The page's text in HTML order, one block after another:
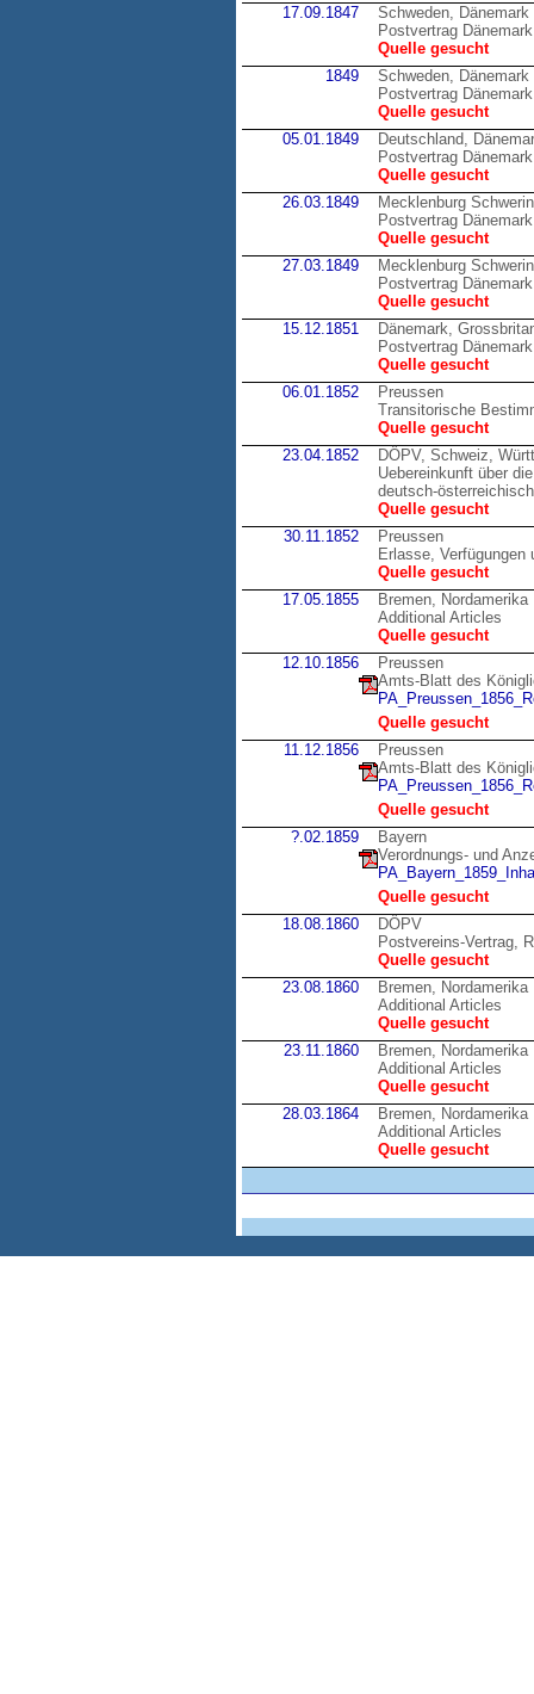
17.09.1847
Schweden, Dänemark
Postvertrag
Quelle gesucht
1849
Schweden, Dänemark
Postvertrag
Quelle gesucht
05.01.1849
Deutschland,
Postvertrag
Quelle gesucht
26.03.1849
Mecklenburg
Postvertrag
Quelle gesucht
27.03.1849
Mecklenburg
Postvertrag
Quelle gesucht
15.12.1851
Dänemark,
Postvertrag
Quelle gesucht
06.01.1852
Preussen
Transitorische
Quelle gesucht
23.04.1852
DÖPV, Schweiz,
Uebereinkunft über
deutsch-
Quelle gesucht
30.11.1852
Preussen
Erlasse,
Quelle gesucht
17.05.1855
Bremen, Nordamerika
Additional Articles
Quelle gesucht
12.10.1856
Preussen
Amts-Blatt des
Quelle gesucht
11.12.1856
Preussen
Amts-Blatt des
Quelle gesucht
?.02.1859
Bayern
Verordnungs- und
Quelle gesucht
18.08.1860
DÖPV
Postvereins-Vertrag,
Quelle gesucht
23.08.1860
Bremen, Nordamerika
Additional Articles
Quelle gesucht
23.11.1860
Bremen, Nordamerika
Additional Articles
Quelle gesucht
28.03.1864
Bremen, Nordamerika
Additional Articles
Quelle gesucht